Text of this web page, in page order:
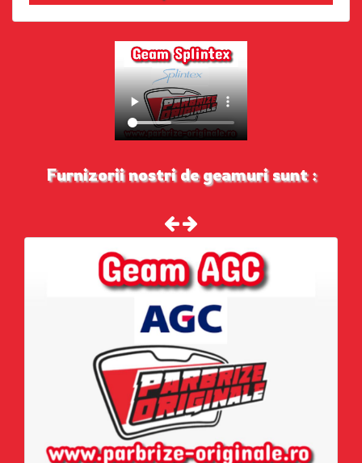
Furnizorii nostri de geamuri sunt :